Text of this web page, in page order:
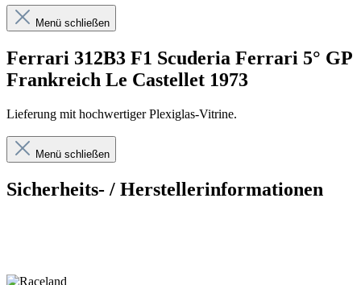
Menü schließen
Ferrari 312B3 F1 Scuderia Ferrari 5° GP
Frankreich Le Castellet 1973
Lieferung mit hochwertiger Plexiglas-Vitrine.
Menü schließen
Sicherheits- / Herstellerinformationen